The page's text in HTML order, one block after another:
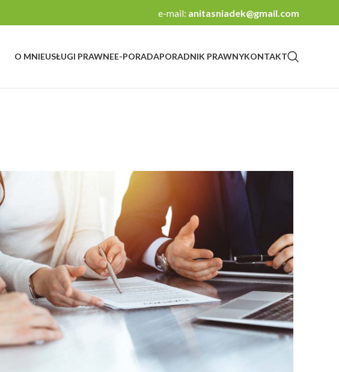
e-mail: anitasniadek@gmail.com
O MNIEUSŁUGI PRAWNEE-PORADAPORADNIK PRAWNYKONTAKT